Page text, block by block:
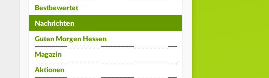
Bestbewertet
Nachrichten
Guten Morgen Hessen
Magazin
Aktionen